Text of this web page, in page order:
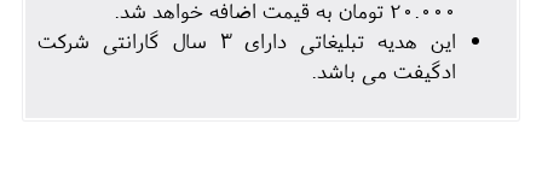
20.000 تومان به قیمت اضافه خواهد شد.
این هدیه تبلیغاتی دارای 3 سال گارانتی شرکت
ادگیفت می باشد.